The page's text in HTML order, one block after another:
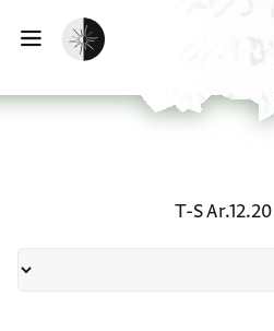
تفعيل الوضع المظلم
T-S Ar.12.20